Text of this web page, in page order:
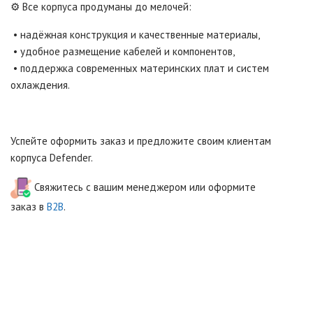
⚙️ Все корпуса продуманы до мелочей:
• надёжная конструкция и качественные материалы,
• удобное размещение кабелей и компонентов,
• поддержка современных материнских плат и систем
охлаждения.
Успейте оформить заказ и предложите своим клиентам
корпуса Defender.
Свяжитесь с вашим менеджером или оформите
заказ в B2B.